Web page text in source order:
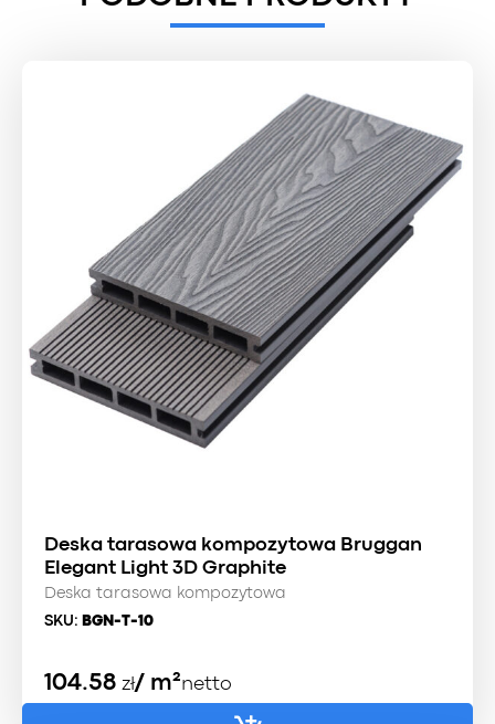
Deska tarasowa kompozytowa Bruggan
Elegant Light 3D Graphite
Deska tarasowa kompozytowa
SKU: BGN-T-10
104.58 zł/ m²netto